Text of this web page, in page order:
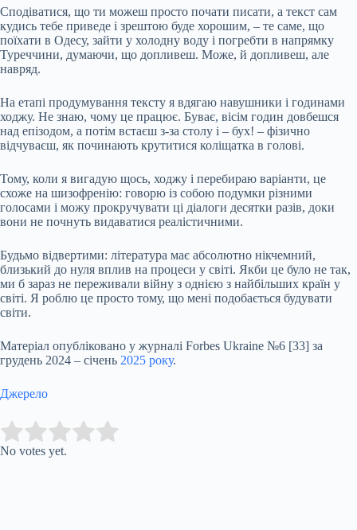
Сподіватися, що ти можеш просто почати писати, а текст сам
кудись тебе приведе і зрештою буде хорошим, – те саме, що
поїхати в Одесу, зайти у холодну воду і погребти в напрямку
Туреччини, думаючи, що допливеш. Може, й допливеш, але
навряд.
На етапі продумування тексту я вдягаю навушники і годинами
ходжу. Не знаю, чому це працює. Буває, вісім годин довбешся
над епізодом, а потім встаєш з‐за столу і – бух! – фізично
відчуваєш, як починають крутитися коліщатка в голові.
Тому, коли я вигадую щось, ходжу і перебираю варіанти, це
схоже на шизофренію: говорю із собою подумки різними
голосами і можу прокручувати ці діалоги десятки разів, доки
вони не почнуть видаватися реалістичними.
Будьмо відвертими: література має абсолютно нікчемний,
близький до нуля вплив на процеси у світі. Якби це було не так,
ми б зараз не переживали війну з однією з найбільших країн у
світі. Я роблю це просто тому, що мені подобається будувати
світи.
Матеріал опубліковано у журналі Forbes Ukraine №6 [33] за
грудень 2024 – січень 2025 року.
Джерело
Rate this item:
No votes yet.